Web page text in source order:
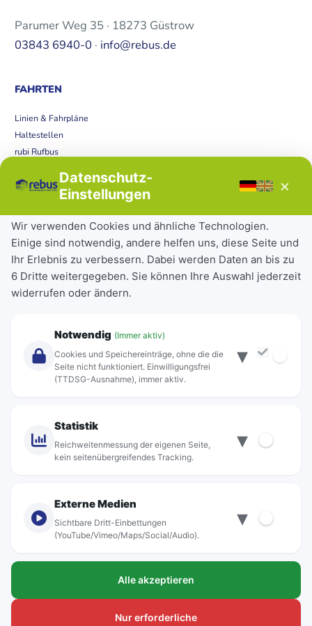
Parumer Weg 35 · 18273 Güstrow
03843 6940-0 · info@rebus.de
FAHRTEN
Linien & Fahrpläne
Haltestellen
rubi Rufbus
Störungen
Tickets & Tarife
Deutschlandticket
Schülerkarte
Einzeltickets
Abonnements
Über Rebus
Standorte
© rebus Regionalbus Rostock GmbH
Datenschutz-
Einstellungen
×
Wir verwenden Cookies und ähnliche Technologien.
Einige sind notwendig, andere helfen uns, diese Seite und
Ihr Erlebnis zu verbessern. Dabei werden Daten an bis zu
6 Dritte weitergegeben. Sie können Ihre Auswahl jederzeit
widerrufen oder ändern.
Notwendig (Immer aktiv)
Cookies und Speichereinträge, ohne die die
Seite nicht funktioniert. Einwilligungsfrei
(TTDSG-Ausnahme), immer aktiv.
▾
Statistik
Reichweitenmessung der eigenen Seite,
kein seitenübergreifendes Tracking.
▾
Externe Medien
Sichtbare Dritt-Einbettungen
(YouTube/Vimeo/Maps/Social/Audio).
▾
Alle akzeptieren
Nur erforderliche